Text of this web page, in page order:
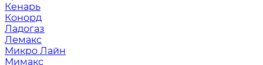
Кенарь
Конорд
Ладогаз
Лемакс
Микро Лайн
Мимакс